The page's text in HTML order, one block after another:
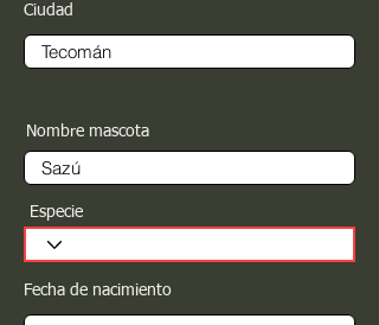
Ciudad
Nombre mascota
Especie
Fecha de nacimiento